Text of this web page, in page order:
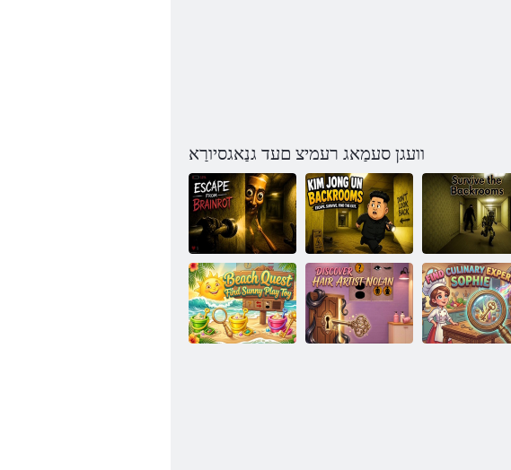
וועגן סעמַאג רעמיצ םעד גנַאגסיורַא
טָארניַארב ןופ
ןפיולטנַא
זמורקַאב ןוא
גנָאשזד םיק
זמורקַאב יד ןבעל
נבַיילב